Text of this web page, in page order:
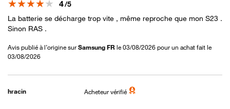
Note
4/5
La batterie se décharge trop vite , même reproche que mon S23 .
Sinon RAS .
Avis publié à l’origine sur Samsung FR le 03/08/2026 pour un achat fait le
03/08/2026
hracin Acheteur vérifié